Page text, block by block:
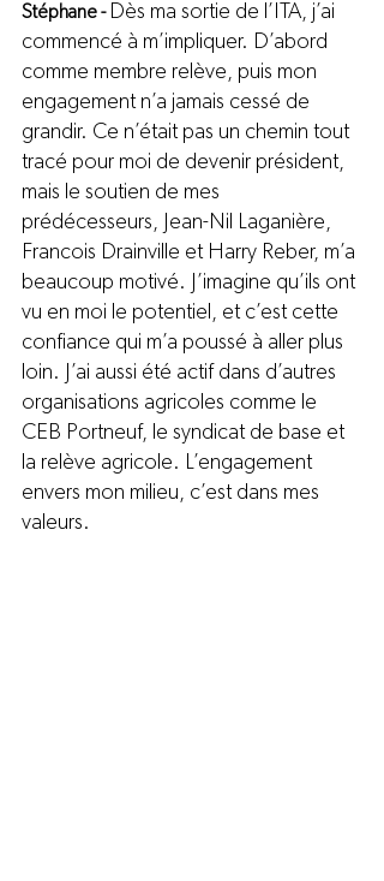
Stéphane - Dès ma sortie de l’ITA, j’ai
commencé à m’impliquer. D’abord
comme membre relève, puis mon
engagement n’a jamais cessé de
grandir. Ce n’était pas un chemin tout
tracé pour moi de devenir président,
mais le soutien de mes
prédécesseurs, Jean-Nil Laganière,
Francois Drainville et Harry Reber, m’a
beaucoup motivé. J’imagine qu’ils ont
vu en moi le potentiel, et c’est cette
confiance qui m’a poussé à aller plus
loin. J’ai aussi été actif dans d’autres
organisations agricoles comme le
CEB Portneuf, le syndicat de base et
la relève agricole. L’engagement
envers mon milieu, c’est dans mes
valeurs.